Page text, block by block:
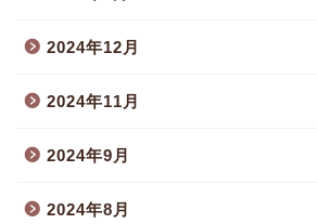
2024年12月
2024年11月
2024年9月
2024年8月